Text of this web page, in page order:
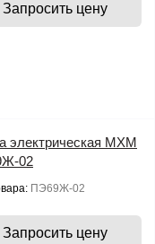
Запросить цену
электрическая МХМ
02
ПЭ69Ж-02
Запросить цену